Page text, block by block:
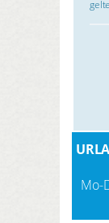
Mo-